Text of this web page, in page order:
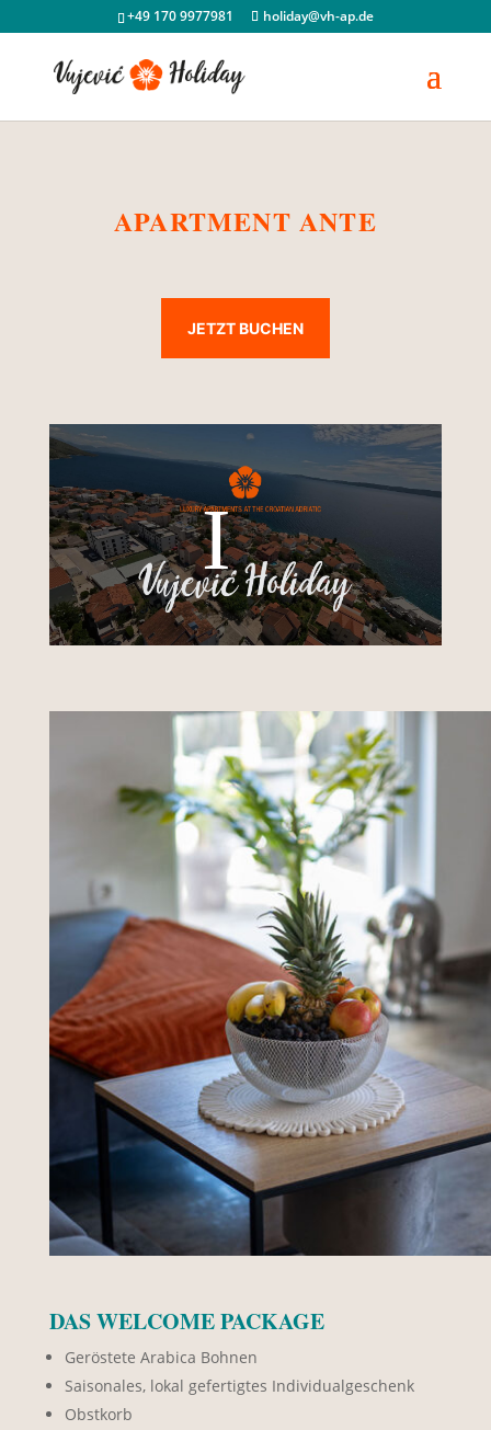
+49 170 9977981 holiday@vh-ap.de
APARTMENT ANTE
JETZT BUCHEN
DAS WELCOME PACKAGE
Geröstete Arabica Bohnen
Saisonales, lokal gefertigtes Individualgeschenk
Obstkorb